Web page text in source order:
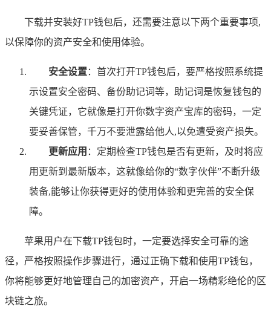
下载并安装好TP钱包后，还需要注意以下两个重要事项,
以保障你的资产安全和使用体验。
安全设置：首次打开TP钱包后，要严格按照系统提
示设置安全密码、备份助记词等，助记词是恢复钱包的
关键凭证，它就像是打开你数字资产宝库的密码，一定
要妥善保管，千万不要泄露给他人,以免遭受资产损失。
更新应用 ：定期检查TP钱包是否有更新，及时将应
用更新到最新版本，这就像给你的“数字伙伴”不断升级
装备,能够让你获得更好的使用体验和更完善的安全保
障。
苹果用户在下载TP钱包时，一定要选择安全可靠的途
径，严格按照操作步骤进行，通过正确下载和使用TP钱包，
你将能够更好地管理自己的加密资产，开启一场精彩绝伦的区
块链之旅。